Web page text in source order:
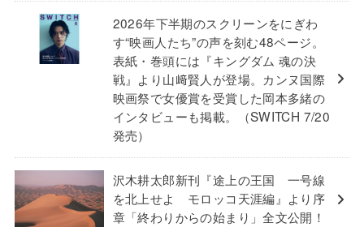
2026年下半期のスクリーンをにぎわ
す“映画人たち”の声を刻む48ページ。
表紙・巻頭には『キングダム 魂の決
戦』より山﨑賢人が登場。カンヌ国際
映画祭で女優賞を受賞した岡本多緒の
インタビューも掲載。（SWITCH 7/20
発売）
沢木耕太郎新刊『途上の王国 一号線
を北上せよ モロッコ天涯編』より序
章「終わりからの始まり」全文公開！